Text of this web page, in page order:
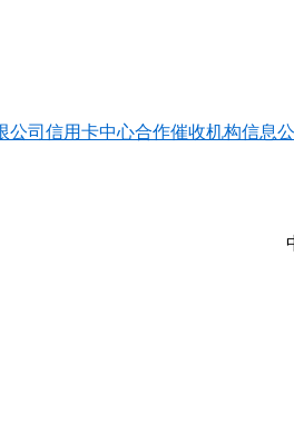
公司信用卡中心合作催收机构信息
中国邮政